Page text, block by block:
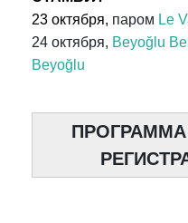
23 октября, паром Le
24 октября, Beyoğlu
Beyoğlu